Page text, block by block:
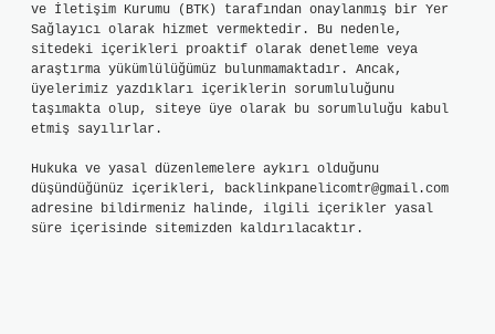
ve İletişim Kurumu (BTK) tarafından onaylanmış bir Yer
Sağlayıcı olarak hizmet vermektedir. Bu nedenle,
sitedeki içerikleri proaktif olarak denetleme veya
araştırma yükümlülüğümüz bulunmamaktadır. Ancak,
üyelerimiz yazdıkları içeriklerin sorumluluğunu
taşımakta olup, siteye üye olarak bu sorumluluğu kabul
etmiş sayılırlar.
Hukuka ve yasal düzenlemelere aykırı olduğunu
düşündüğünüz içerikleri, backlinkpanelicomtr@gmail.com
adresine bildirmeniz halinde, ilgili içerikler yasal
süre içerisinde sitemizden kaldırılacaktır.